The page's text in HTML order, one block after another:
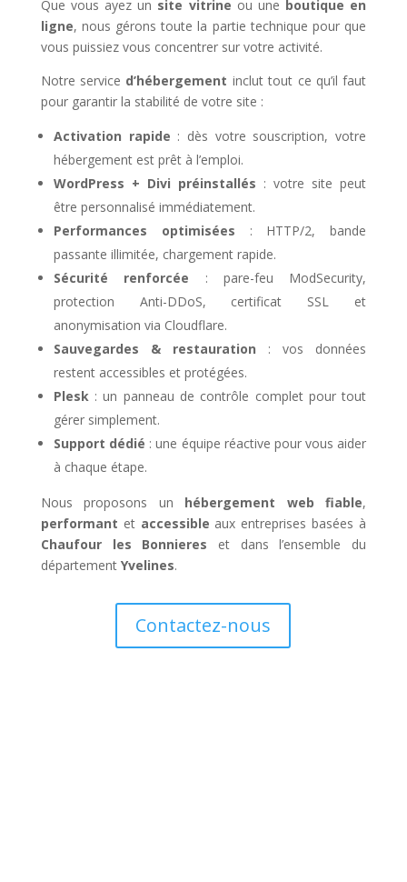
Que vous ayez un site vitrine ou une boutique en
ligne, nous gérons toute la partie technique pour que
vous puissiez vous concentrer sur votre activité.
Notre service d’hébergement inclut tout ce qu’il faut
pour garantir la stabilité de votre site :
Activation rapide : dès votre souscription, votre
hébergement est prêt à l’emploi.
WordPress + Divi préinstallés : votre site peut
être personnalisé immédiatement.
Performances optimisées : HTTP/2, bande
passante illimitée, chargement rapide.
Sécurité renforcée : pare-feu ModSecurity,
protection Anti-DDoS, certificat SSL et
anonymisation via Cloudflare.
Sauvegardes & restauration : vos données
restent accessibles et protégées.
Plesk: un panneau de contrôle complet pour tout
gérer simplement.
Support dédié : une équipe réactive pour vous aider
à chaque étape.
Nous proposons un hébergement web fiable,
performant et accessible aux entreprises basées à
Chaufour les Bonnieres et dans l’ensemble du
département Yvelines.
Contactez-nous